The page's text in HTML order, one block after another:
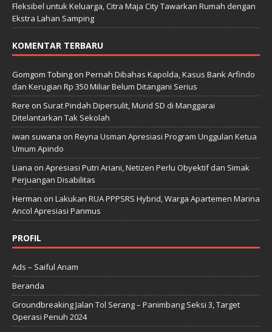
Fleksibel untuk Keluarga, Citra Maja City Tawarkan Rumah dengan
Ekstra Lahan Samping
KOMENTAR TERBARU
Gomgom Tobing on Pernah Dibahas Kapolda, Kasus Bank Arfindo
dan Kerugian Rp 350 Miliar Belum Ditangani Serius
Rere on Surat Pindah Dipersulit, Murid SD di Manggarai
Ditelantarkan Tak Sekolah
iwan suwana on Reyna Usman Apresiasi Program Unggulan Ketua
Umum Apindo
Liana on Apresiasi Putri Ariani, Netizen Perlu Obyektif dan Simak
Perjuangan Disabilitas
Herman on Lakukan RUA PPPSRS Hybrid, Warga Apartemen Marina
Ancol Apresiasi Panmus
PROFIL
Ads – Saiful Anam
Beranda
Groundbreaking Jalan Tol Serang – Panimbang Seksi 3, Target
Operasi Penuh 2024